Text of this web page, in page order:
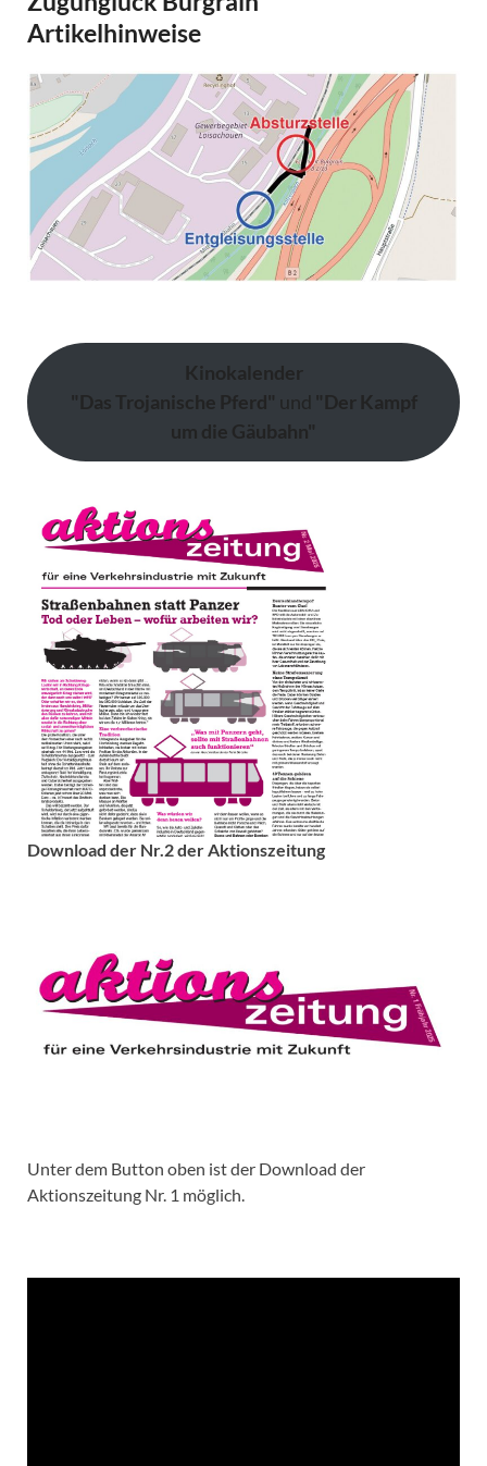
Artikelhinweise
Kinokalender
"Das Trojanische Pferd" und "Der Kampf
um die Gäubahn"
Download der Nr.2 der Aktionszeitung
Unter dem Button oben ist der Download der
Aktionszeitung Nr. 1 möglich.